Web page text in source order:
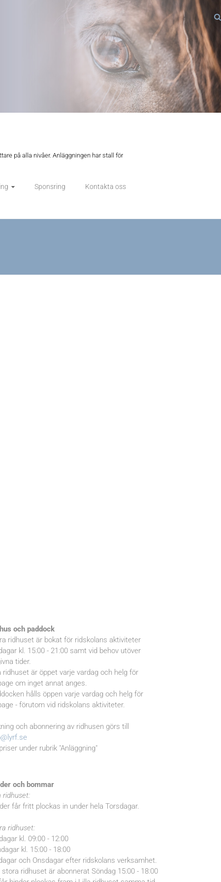
på alla nivåer. Anläggningen har stall för
Sponsring Kontakta oss
och paddock
ridhuset är bokat för ridskolans aktiviteter
kl. 15:00 - 21:00 samt vid behov utöver
tider.
ridhuset är öppet varje vardag och helg för
om inget annat anges.
hålls öppen varje vardag och helg för
- förutom vid ridskolans aktiviteter.
och abonnering av ridhusen görs till
under rubrik "Anläggning"
och bommar
ridhuset:
får fritt plockas in under hela Torsdagar.
ridhuset:
kl. 09:00 - 12:00
kl. 15:00 - 18:00
och Onsdagar efter ridskolans verksamhet.
stora ridhuset är abonnerat Söndag 15:00 - 18:00